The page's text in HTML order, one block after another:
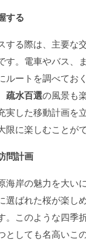
する
する際は、主要な
す。電車やバス、
ルートを調べてお
疏水百選の風景も
実した移動計画を
に楽しむことが
問計画
海岸の魅力を大い
選ばれた桜が楽し
。このような四季
としても名高いこ